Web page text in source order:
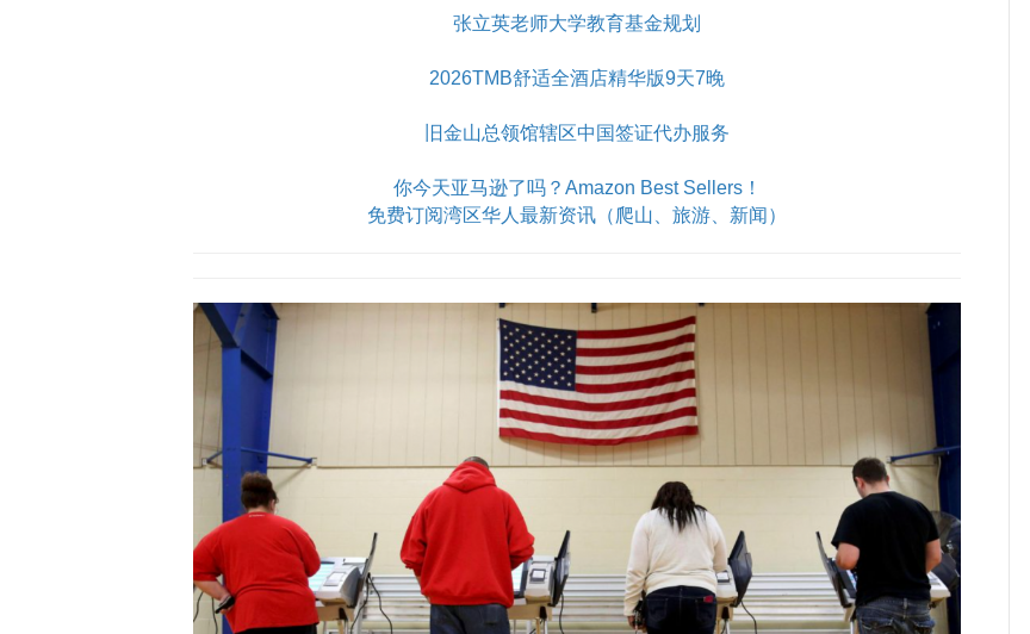
张立英老师大学教育基金规划
2026TMB舒适全酒店精华版9天7晚
旧金山总领馆辖区中国签证代办服务
你今天亚马逊了吗？Amazon Best Sellers！
免费订阅湾区华人最新资讯（爬山、旅游、新闻）